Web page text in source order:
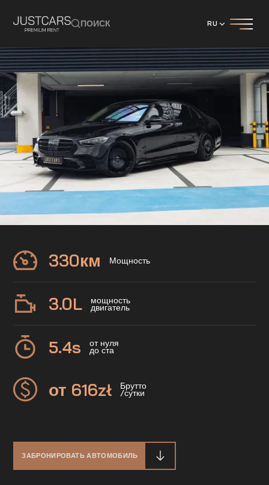
ПОИСК RU
Mercedes
S400d 4Matic
330км Мощность
3.0L мощность
двигатель
5.4s от нуля
до ста
от 616zł Брутто
/сутки
ЗАБРОНИРОВАТЬ АВТОМОБИЛЬ